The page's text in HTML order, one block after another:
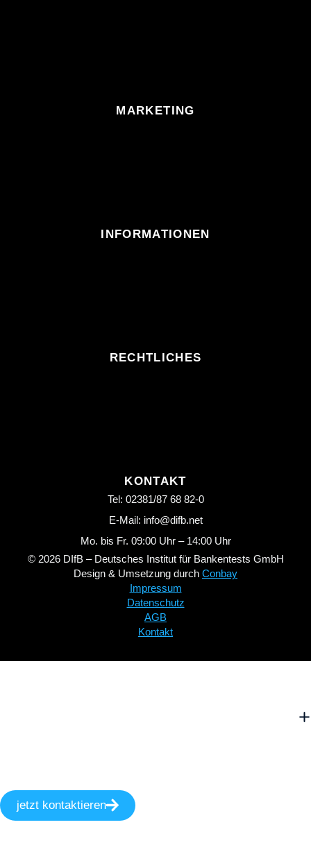
MARKETING
INFORMATIONEN
RECHTLICHES
KONTAKT
Tel: 02381/87 68 82-0
E-Mail: info@difb.net
Mo. bis Fr. 09:00 Uhr – 14:00 Uhr
© 2026 DIfB – Deutsches Institut für Bankentests GmbH
Design & Umsetzung durch Conbay
Impressum
Datenschutz
AGB
Kontakt
jetzt kontaktieren